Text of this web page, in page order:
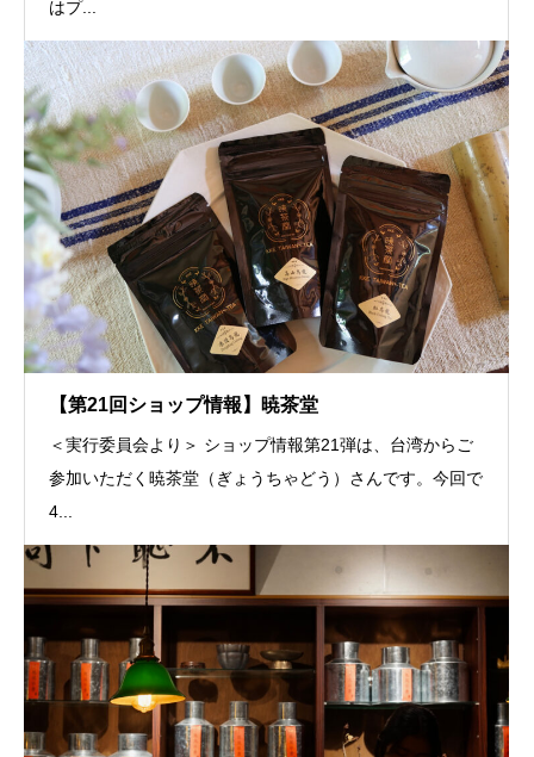
はプ...
【第21回ショップ情報】暁茶堂
＜実行委員会より＞ ショップ情報第21弾は、台湾からご
参加いただく暁茶堂（ぎょうちゃどう）さんです。今回で
4...